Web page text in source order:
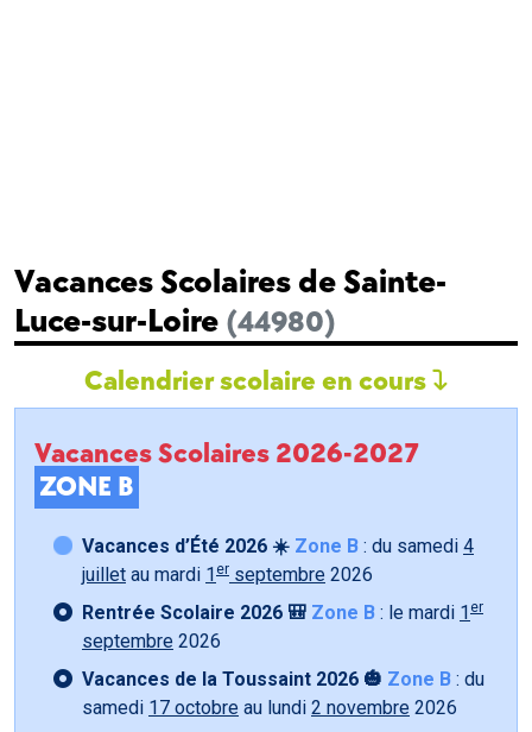
Vacances Scolaires de Sainte-
Luce-sur-Loire (44980)
Calendrier scolaire en cours
Vacances Scolaires 2026-2027
ZONE B
Vacances d’Été 2026 ☀️ Zone B : du samedi 4
juillet au mardi 1 er septembre 2026
Rentrée Scolaire 2026 🎒 Zone B : le mardi 1 er
septembre 2026
Vacances de la Toussaint 2026 🎃 Zone B : du
samedi 17 octobre au lundi 2 novembre 2026